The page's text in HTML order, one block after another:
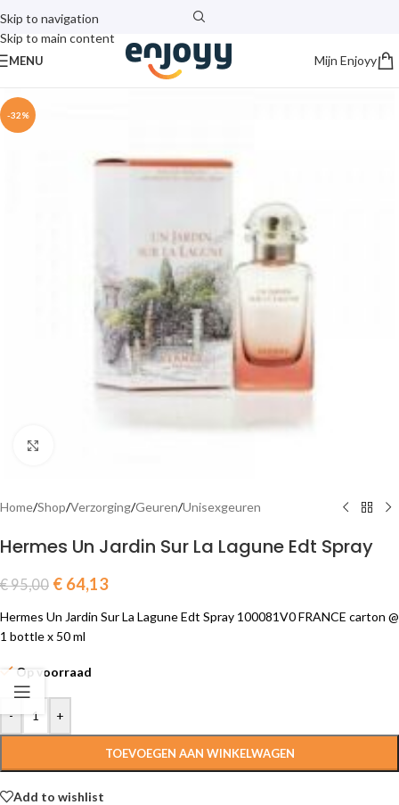
Skip to navigation
Skip to main content
MENU Mijn Enjoyy
-32%
Home/Shop/Verzorging/Geuren/Unisexgeuren
Hermes Un Jardin Sur La Lagune Edt Spray
€95,00 € 64,13
Hermes Un Jardin Sur La Lagune Edt Spray 100081V0 FRANCE carton @
1 bottle x 50 ml
Op voorraad
- +
TOEVOEGEN AAN WINKELWAGEN
Add to wishlist